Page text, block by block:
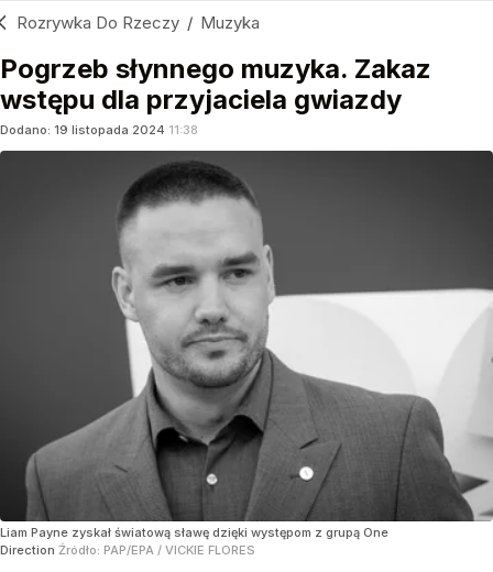
Rozrywka Do Rzeczy / Muzyka
Pogrzeb słynnego muzyka. Zakaz
wstępu dla przyjaciela gwiazdy
Dodano: 19 listopada 2024 11:38
Liam Payne zyskał światową sławę dzięki występom z grupą One
Direction Źródło: PAP/EPA / VICKIE FLORES